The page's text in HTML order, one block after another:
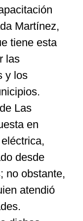
Martínez,
tiene esta
las
y los
Las
en
desde
no obstante,
atendió